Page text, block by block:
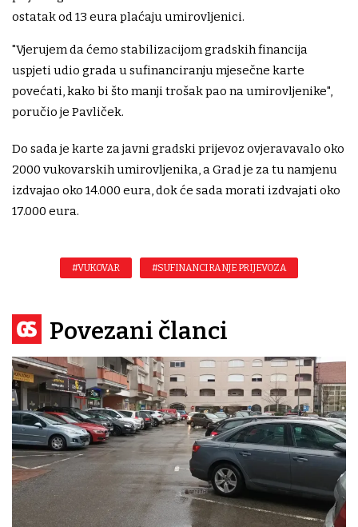
ostatak od 13 eura plaćaju umirovljenici.
"Vjerujem da ćemo stabilizacijom gradskih financija
uspjeti udio grada u sufinanciranju mjesečne karte
povećati, kako bi što manji trošak pao na umirovljenike",
poručio je Pavliček.
Do sada je karte za javni gradski prijevoz ovjeravavalo oko
2000 vukovarskih umirovljenika, a Grad je za tu namjenu
izdvajao oko 14.000 eura, dok će sada morati izdvajati oko
17.000 eura.
#VUKOVAR #SUFINANCIRANJE PRIJEVOZA
Povezani članci